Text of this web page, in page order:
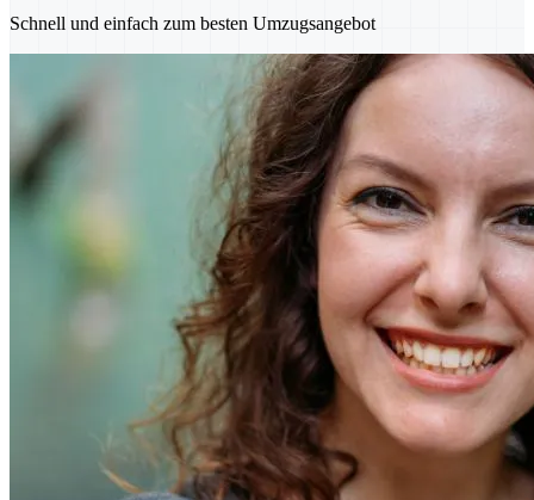
Schnell und einfach zum besten Umzugsangebot